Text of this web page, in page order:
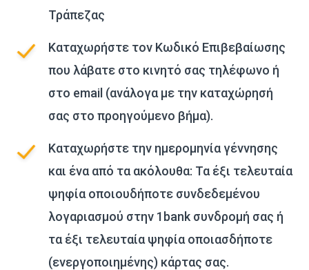
Τράπεζας
Καταχωρήστε τον Κωδικό Επιβεβαίωσης
που λάβατε στο κινητό σας τηλέφωνο ή
στο email (ανάλογα με την καταχώρησή
σας στο προηγούμενο βήμα).
Καταχωρήστε την ημερομηνία γέννησης
και ένα από τα ακόλουθα: Τα έξι τελευταία
ψηφία οποιουδήποτε συνδεδεμένου
λογαριασμού στην 1bank συνδρομή σας ή
τα έξι τελευταία ψηφία οποιασδήποτε
(ενεργοποιημένης) κάρτας σας.